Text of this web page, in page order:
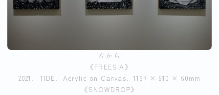
左から
《FREESIA》
2021、TIDE、Acrylic on Canvas、1167 × 910 × 60mm
《SNOWDROP》